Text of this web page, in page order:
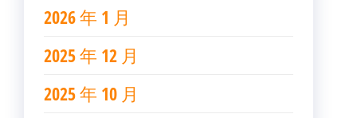
2026 年 1 月
2025 年 12 月
2025 年 10 月